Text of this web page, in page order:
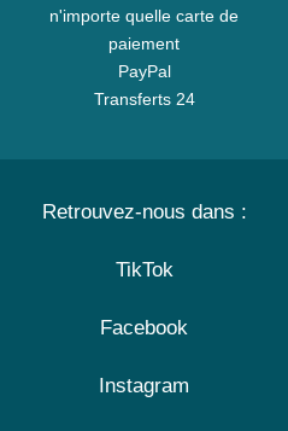
n'importe quelle carte de
paiement
PayPal
Transferts 24
Retrouvez-nous dans :
TikTok
Facebook
Instagram